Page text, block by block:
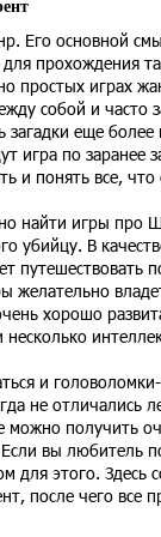
Его основной
прохождения
простых играх
собой и часто
загадки еще
игра по
и понять все,
найти игры про
убийцу. В
желательно
хорошо
и
не отличались
получить
вы любитель
для этого.
после чего